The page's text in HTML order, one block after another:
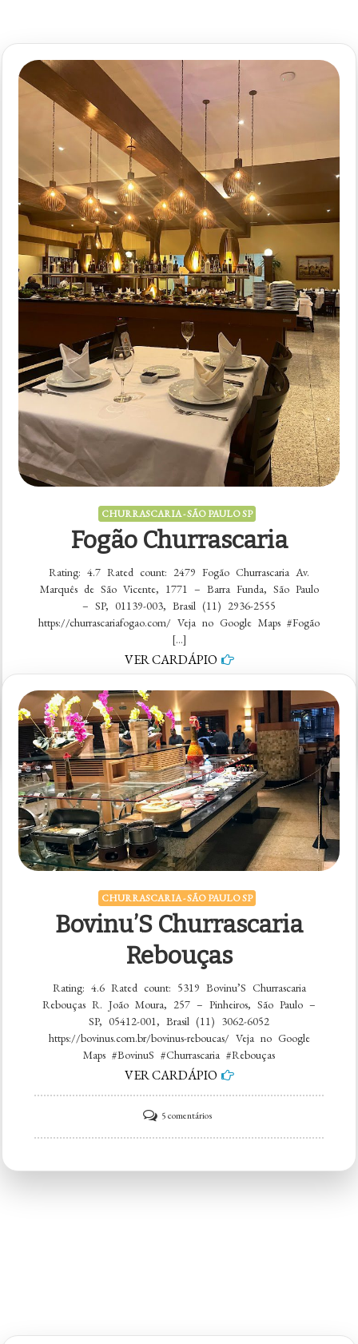
CHURRASCARIA - SÃO PAULO SP
Fogão Churrascaria
Rating: 4.7 Rated count: 2479 Fogão Churrascaria Av.
Marquês de São Vicente, 1771 – Barra Funda, São Paulo
– SP, 01139-003, Brasil (11) 2936-2555
https://churrascariafogao.com/ Veja no Google Maps #Fogão
[…]
VER CARDÁPIO
5 comentários
Fogão
Churrascaria
CHURRASCARIA - SÃO PAULO SP
Bovinu’S Churrascaria
Rebouças
Rating: 4.6 Rated count: 5319 Bovinu’S Churrascaria
Rebouças R. João Moura, 257 – Pinheiros, São Paulo –
SP, 05412-001, Brasil (11) 3062-6052
https://bovinus.com.br/bovinus-reboucas/ Veja no Google
Maps #BovinuS #Churrascaria #Rebouças
VER CARDÁPIO
5 comentáriosem
Bovinu’S